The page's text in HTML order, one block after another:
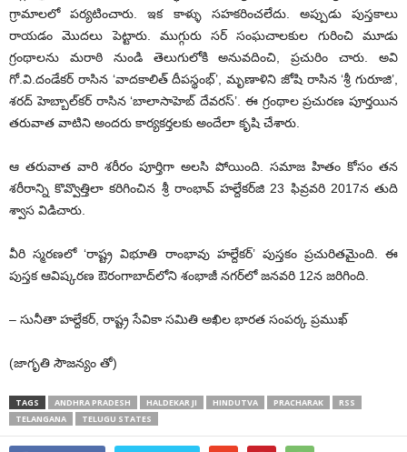
గ్రామాలలో పర్యటించారు. ఇక కాళ్ళు సహకరించలేదు. అప్పుడు పుస్తకాలు
రాయడం మొదలు పెట్టారు. ముగ్గురు సర్‌ సంఘచాలకుల గురించి మూడు
గ్రంథాలను మరాఠి నుండి తెలుగులోకి అనువదించి, ప్రచురిం చారు. అవి
గో.వి.దండేకర్‌ రాసిన ‘వాదకాలిత్‌ దీపస్థంభ్‌’, మృణాళిని జోషి రాసిన ‘శ్రీ గురూజి’,
శరద్‌ హెబ్బాల్‌కర్‌ రాసిన ‘బాలాసాహెబ్‌ దేవరస్‌’. ఈ గ్రంథాల ప్రచురణ పూర్తయిన
తరువాత వాటిని అందరు కార్యకర్తలకు అందేలా కృషి చేశారు.
ఆ తరువాత వారి శరీరం పూర్తిగా అలసి పోయింది. సమాజ హితం కోసం తన
శరీరాన్ని కొవ్వొత్తిలా కరిగించిన శ్రీ రాంభావ్‌ హల్దేకర్‌జి 23 ఫివ్రవరి 2017న తుది
శ్వాస విడిచారు.
వీరి స్మరణలో ‘రాష్ట్ర విభూతి రాంభావు హల్దేకర్‌’ పుస్తకం ప్రచురితమైంది. ఈ
పుస్తక ఆవిష్కరణ ఔరంగాబాద్‌లోని శంభాజీ నగర్‌లో జనవరి 12న జరిగింది.
– సునీతా హల్దేకర్‌, రాష్ట్ర సేవికా సమితి అఖిల భారత సంపర్క ప్రముఖ్‌
(జాగృతి సౌజన్యం తో)
TAGS ANDHRA PRADESH HALDEKAR JI HINDUTVA PRACHARAK
RSS
TELANGANA
TELUGU STATES